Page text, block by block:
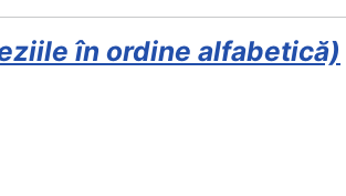
în ordine alfabetică)